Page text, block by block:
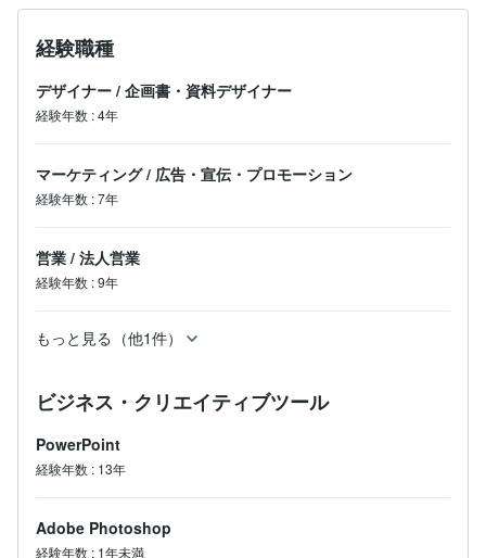
経験職種
デザイナー / 企画書・資料デザイナー
経験年数 :4年
マーケティング / 広告・宣伝・プロモーション
経験年数 :7年
営業 / 法人営業
経験年数 :9年
もっと見る（他1件）
ビジネス・クリエイティブツール
PowerPoint
経験年数 : 13年
Adobe Photoshop
経験年数 : 1年未満